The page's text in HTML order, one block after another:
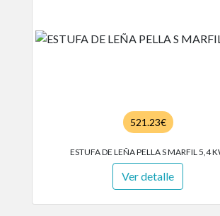
521.23€
ESTUFA DE LEÑA PELLA S MARFIL 5,4
Ver detalle